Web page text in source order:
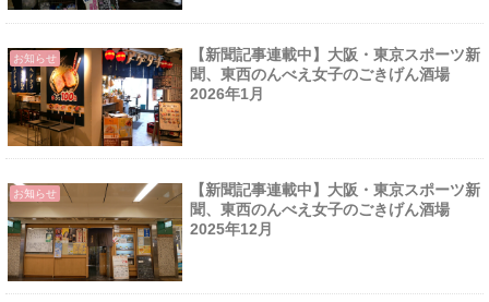
お知らせ
【新聞記事連載中】大阪・東京スポーツ新
聞、東西のんべえ女子のごきげん酒場
2026年1月
お知らせ
【新聞記事連載中】大阪・東京スポーツ新
聞、東西のんべえ女子のごきげん酒場
2025年12月